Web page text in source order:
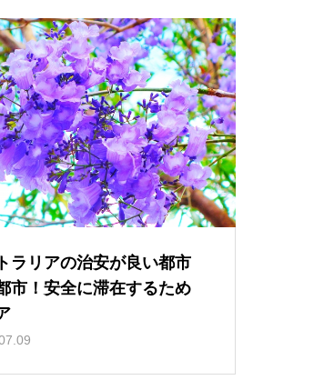
ラリアの治安が良い都市
市！安全に滞在するため